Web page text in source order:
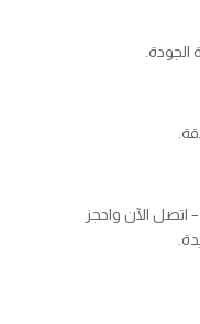
للتواصل والاستفسار: 0532095883 – اتصل الآن واحجز